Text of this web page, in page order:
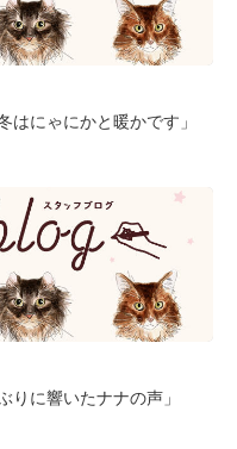
にゃにかと暖かです」
に響いたナナの声」